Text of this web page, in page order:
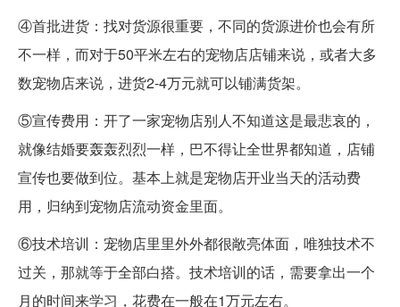
④首批进货：找对货源很重要，不同的货源进价也会有所
不一样，而对于50平米左右的宠物店店铺来说，或者大多
数宠物店来说，进货2-4万元就可以铺满货架。
⑤宣传费用：开了一家宠物店别人不知道这是最悲哀的，
就像结婚要轰轰烈烈一样，巴不得让全世界都知道，店铺
宣传也要做到位。基本上就是宠物店开业当天的活动费
用，归纳到宠物店流动资金里面。
⑥技术培训：宠物店里里外外都很敞亮体面，唯独技术不
过关，那就等于全部白搭。技术培训的话，需要拿出一个
月的时间来学习，花费在一般在1万元左右。